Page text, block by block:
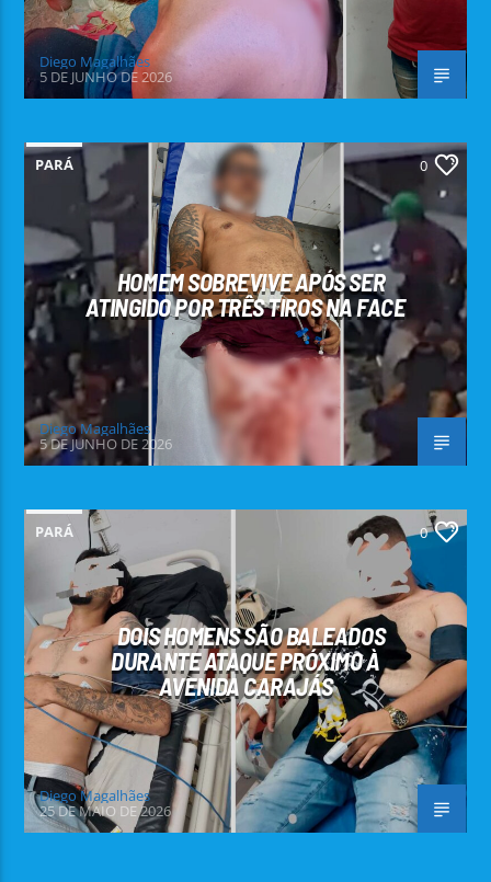
Diego Magalhães
5 DE JUNHO DE 2026
PARÁ 0
HOMEM SOBREVIVE APÓS SER
ATINGIDO POR TRÊS TIROS NA FACE
Diego Magalhães
5 DE JUNHO DE 2026
PARÁ 0
DOIS HOMENS SÃO BALEADOS
DURANTE ATAQUE PRÓXIMO À
AVENIDA CARAJÁS
Diego Magalhães
25 DE MAIO DE 2026